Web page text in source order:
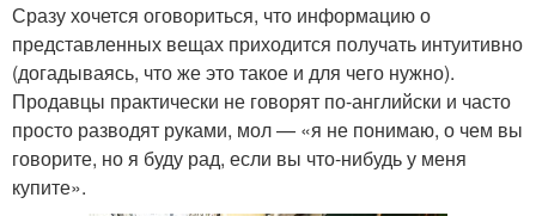
Сразу хочется оговориться, что информацию о
представленных вещах приходится получать интуитивно
(догадываясь, что же это такое и для чего нужно).
Продавцы практически не говорят по-английски и часто
просто разводят руками, мол — «я не понимаю, о чем вы
говорите, но я буду рад, если вы что-нибудь у меня
купите».